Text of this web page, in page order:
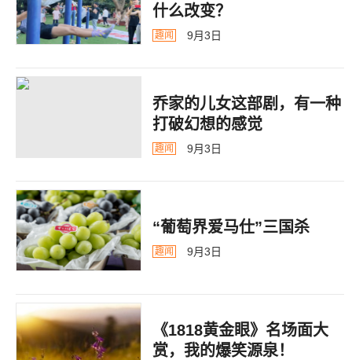
什么改变？
趣闻 9月3日
乔家的儿女这部剧，有一种
打破幻想的感觉
趣闻 9月3日
“葡萄界爱马仕”三国杀
趣闻 9月3日
《1818黄金眼》名场面大
赏，我的爆笑源泉！